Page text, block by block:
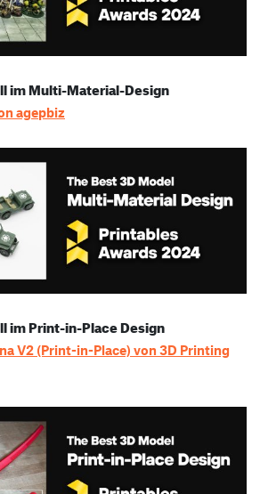
im Multi-Material-Design
agepbiz
im Print-in-Place Design
V2 (Print-in-Place) von 3D Printing